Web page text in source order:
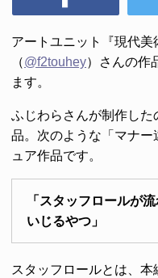
アートユニット『現代美
（@f2touhey）さんの作
ます。
ふじわらさんが制作し
品。次のような「マナ
ュア作品です。
「スタッフロールが
いじるやつ」
スタッフロールとは、